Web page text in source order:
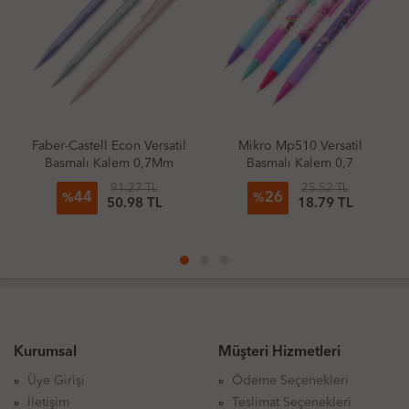
Faber-Castell Econ Versatil
Basmalı Kalem 0,7Mm
Pale (Adet)
%44
91.27 TL
50.98 TL
Mikro Mp510 Versatil
Basmalı Kalem 0,7
%26
25.52 TL
18.79 TL
Kurumsal
Üye Girişi
İletişim
Müşteri Hizmetleri
Ödeme Seçenekleri
Teslimat Seçenekleri